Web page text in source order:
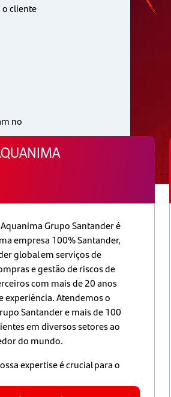
cliente
no
Grupo Santander é
empresa 100% Santander,
global em serviços de
e gestão de riscos de
com mais de 20 anos
experiência. Atendemos o
Santander e mais de 100
em diversos setores ao
do mundo.
expertise é crucial para o
do setor, aplicando